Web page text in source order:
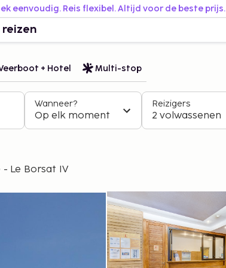
eenvoudig. Reis flexibel. Altijd voor de beste prijs.
reizen
+ Hotel Multi-stop
Wanneer?
Op elk moment
Reizigers
2 volwassenen
- Le Borsat IV